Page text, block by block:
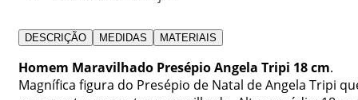
DESCRIÇÃO MEDIDAS MATERIAIS
Homem Maravilhado Presépio Angela Tripi 18 cm.
Magnífica figura do Presépio de Natal de Angela Tripi